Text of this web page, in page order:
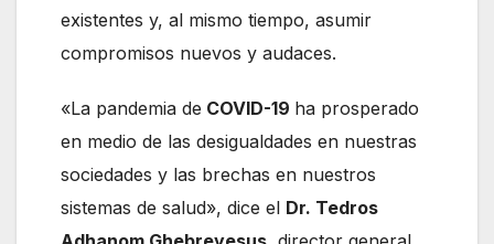
existentes y, al mismo tiempo, asumir
compromisos nuevos y audaces.
«La pandemia de COVID-19 ha prosperado
en medio de las desigualdades en nuestras
sociedades y las brechas en nuestros
sistemas de salud», dice el Dr. Tedros